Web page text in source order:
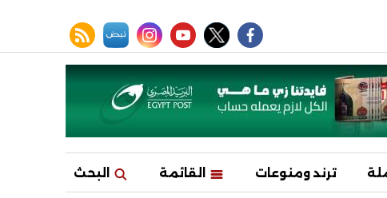
facebook
twitter
youtube
instagram
نبض rss feed
ترند ومنوعات القائمة البحث